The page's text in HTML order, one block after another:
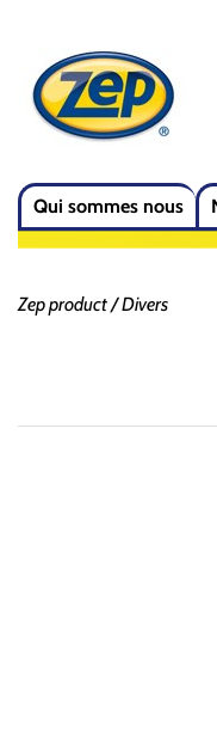
Qui sommes nous
Zep product Divers